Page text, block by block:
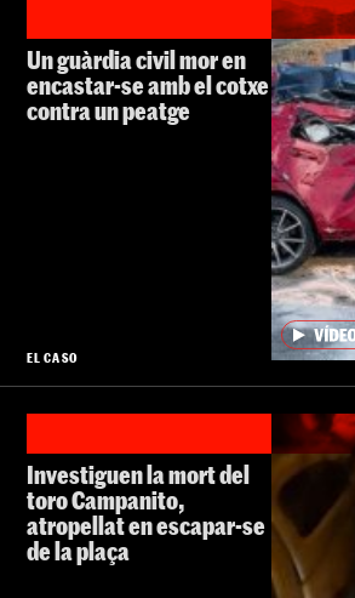
Un guàrdia civil mor en
encastar-se amb el cotxe
contra un peatge
EL CASO
Investiguen la mort del
toro Campanito,
atropellat en escapar-se
de la plaça